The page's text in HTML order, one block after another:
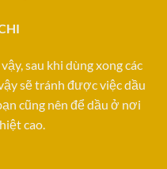
sau khi dùng xong các
sẽ tránh được việc dầu
cũng nên để dầu ở nơi
cao.